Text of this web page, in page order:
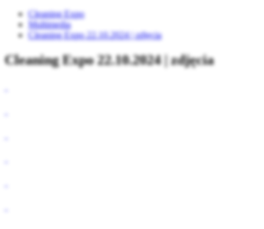
Cleaning Expo
Multimedia
Cleaning Expo 22.10.2024 | zdjęcia
Cleaning Expo 22.10.2024 | zdjęcia